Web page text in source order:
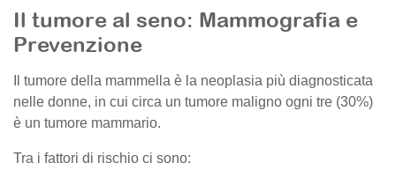
Il tumore al seno: Mammografia e
Prevenzione
Il tumore della mammella è la neoplasia più diagnosticata
nelle donne, in cui circa un tumore maligno ogni tre (30%)
è un tumore mammario.
Tra i fattori di rischio ci sono: